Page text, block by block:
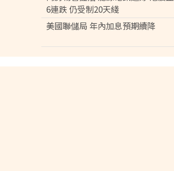
6連跌 仍受制20天綫
美國聯儲局 年內加息預期續降